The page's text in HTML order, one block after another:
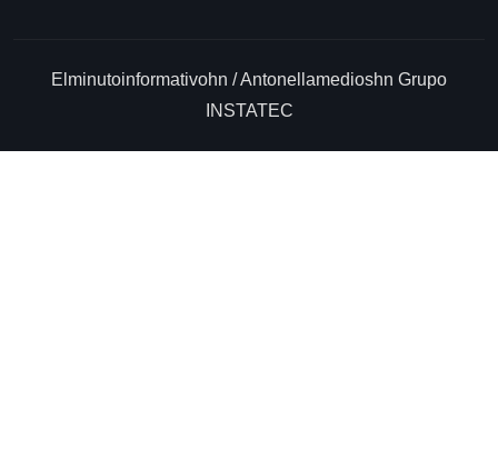
Elminutoinformativohn / Antonellamedioshn Grupo
INSTATEC